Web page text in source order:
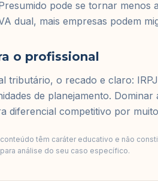
pode se tornar menos
dual, mais empresas podem
o profissional
tributário, o recado e claro:
de planejamento.
diferencial competitivo por
têm caráter educativo e não
análise do seu caso específico.